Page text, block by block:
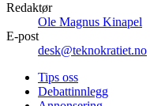
Redaktør
Ole Magnus Kinapel
E-post
desk@teknokratiet.no
Tips oss
Debattinnlegg